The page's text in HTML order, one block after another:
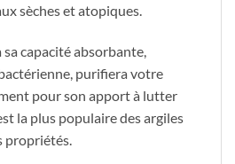
sèches et atopiques.
sa capacité absorbante,
purifiera votre
pour son apport à lutter
la plus populaire des argiles
propriétés.